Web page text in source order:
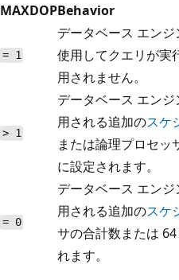
MAXDOPBehavior
= 1
データベース エン
使用してクエリが実
用されません。
> 1
データベース エン
用される追加のスケ
または論理プロセッ
に設定されます。
= 0
データベース エン
用される追加のスケ
サの合計数または
れます。